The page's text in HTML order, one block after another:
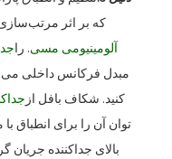
که بر اثر
آلومینیومی مسی. را
مبدل فرکانس داخلی می
کنید. شکاف بافل از
توان آن را برای انطباق
بالای جداکننده جریان